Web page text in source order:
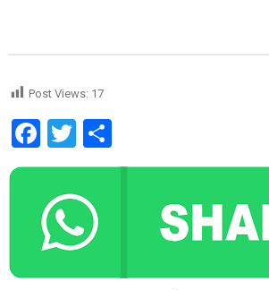
Post Views: 17
Facebook
Twitter
Share